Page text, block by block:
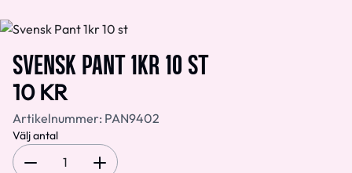
SVENSK PANT 1KR 10 ST
10 KR
Artikelnummer: PAN9402
Välj antal
1